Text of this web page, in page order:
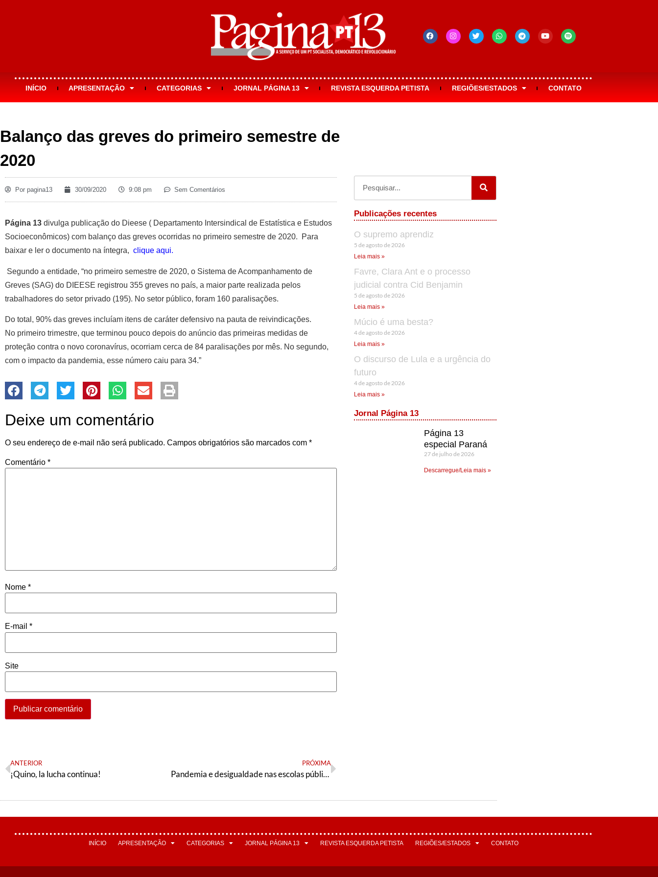
INÍCIO APRESENTAÇÃO CATEGORIAS JORNAL PÁGINA 13 REVISTA ESQUERDA PETISTA REGIÕES/ESTADOS CONTATO
Balanço das greves do primeiro semestre de
2020
Por pagina13 30/09/2020 9:08 pm Sem Comentários
Página 13 divulga publicação do Dieese ( Departamento Intersindical de Estatística e Estudos
Socioeconômicos) com balanço das greves ocorridas no primeiro semestre de 2020. Para
baixar e ler o documento na íntegra, clique aqui.
Segundo a entidade, “no primeiro semestre de 2020, o Sistema de Acompanhamento de
Greves (SAG) do DIEESE registrou 355 greves no país, a maior parte realizada pelos
trabalhadores do setor privado (195). No setor público, foram 160 paralisações.
Do total, 90% das greves incluíam itens de caráter defensivo na pauta de reivindicações.
No primeiro trimestre, que terminou pouco depois do anúncio das primeiras medidas de
proteção contra o novo coronavírus, ocorriam cerca de 84 paralisações por mês. No segundo,
com o impacto da pandemia, esse número caiu para 34.”
Deixe um comentário
O seu endereço de e-mail não será publicado. Campos obrigatórios são marcados com *
Comentário *
Nome *
E-mail *
Site
ANTERIOR
¡Quino, la lucha continua!
PRÓXIMA
Pandemia e desigualdade nas escolas públicas
Publicações recentes
O supremo aprendiz
5 de agosto de 2026
Leia mais »
Favre, Clara Ant e o processo
judicial contra Cid Benjamin
5 de agosto de 2026
Leia mais »
Múcio é uma besta?
4 de agosto de 2026
Leia mais »
O discurso de Lula e a urgência do
futuro
4 de agosto de 2026
Leia mais »
Jornal Página 13
Página 13
especial Paraná
27 de julho de 2026
Descarregue/Leia mais »
INÍCIO APRESENTAÇÃO CATEGORIAS JORNAL PÁGINA 13 REVISTA ESQUERDA PETISTA REGIÕES/ESTADOS CONTATO